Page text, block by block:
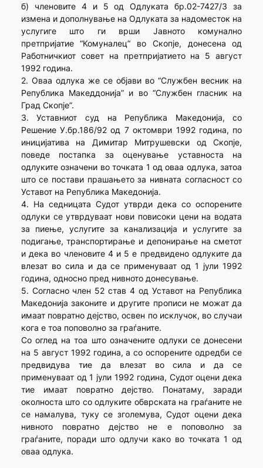
б) членовите 4 и 5 од Одлуката бр.02-7427/3 за
измена и дополнување на Одлуката за надоместок на
услугиге што ги врши Јавното комунално
претпријатие “Комуналец” во Скопје, донесена од
Работничкиот совет на претпријатието на 5 август
1992 година.
2. Оваа одлука же се објави во “Службен весник на
Република Македдонија” и во “Службен гласник на
Град Скопје”.
3. Уставниот суд на Република Македонија, со
Решение У.бр.186/92 од 7 октомври 1992 година, по
иницијатива на Димитар Митрушевски од Скопје,
поведе постапка за оценување уставноста на
одлуките означени во точката 1 од оваа одлука, затоа
што се постави прашањето за нивната согласност со
Уставот на Република Македонија.
4. На седницата Судот утврди дека со оспорените
одлуки се утврдуваат нови повисоки цени на водата
за пиење, услугите за канализација и услугите за
подигање, транспортирање и депонирање на сметот
и дека во членовите 4 и 5 е предвидено одлуките да
влезат во сила и да се применуваат од 1 јули 1992
година, односно пред нивното донесување.
5. Согласно член 52 став 4 од Уставот на Република
Македонија законите и другите прописи не можат да
имаат повратно дејство, освен по исклучок, во случаи
кога е тоа поповолно за граѓаните.
Со оглед на тоа што означените одлуки се донесени
на 5 август 1992 година, а со оспорените одредби се
предвидува тие да влезат во сила и да се
применуваат од 1 јули 1992 година, Судот оцени дека
тие имаат повратно дејство. Понатаму, заради
околноста што со одлуките обврската на граѓаните не
се намалува, туку се зголемува, Судот оцени дека
нивното повратно дејство не е поповолно за
граѓаните, поради што одлучи како во точката 1 од
оваа одлука.